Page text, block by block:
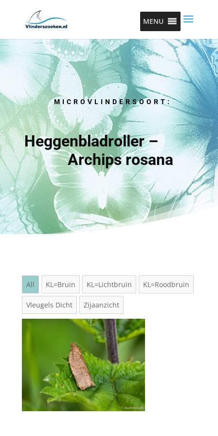
MENU
MICROVLINDERSOORT:
Heggenbladroller –
Archips rosana
All KL=Bruin KL=Lichtbruin KL=Roodbruin
Vleugels Dicht Zijaanzicht